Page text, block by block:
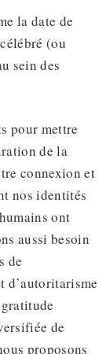
la date de
(ou
sein des
pour mettre
de la
connexion et
nos identités
ont
aussi besoin
de
d’autoritarisme
de
proposons